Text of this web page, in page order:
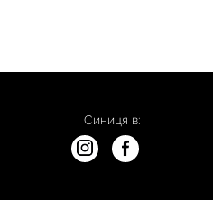
Синиця в: